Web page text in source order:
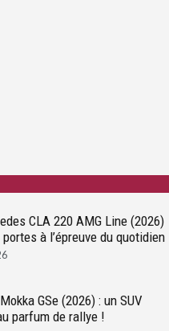
CLA 220 AMG Line (2026)
à l’épreuve du quotidien
GSe (2026) : un SUV
parfum de rallye !